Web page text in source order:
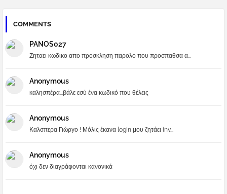
COMMENTS
PANOS027
Ζηταει κωδικο απο προσκληση παρολο που προσπαθσα α...
Anonymous
καλησπέρα...βάλε εσύ ένα κωδικό που θέλεις
Anonymous
Καλσπερα Γιώργο ! Μόλις έκανα login μου ζητάει inv...
Anonymous
όχι δεν διαγράφονται κανονικά